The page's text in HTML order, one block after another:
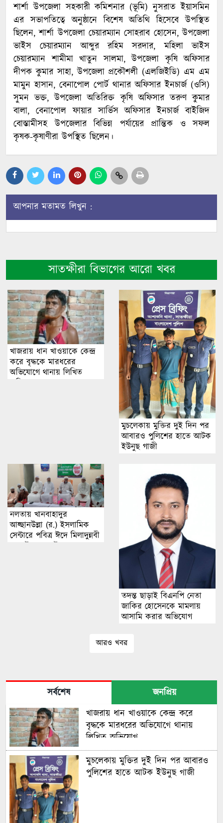
শার্শা উপজেলা সহকারী কমিশনার (ভূমি) নুসরাত ইয়াসমিন
এর সভাপতিত্বে অনুষ্ঠানে বিশেষ অতিথি হিসেবে উপস্থিত
ছিলেন, শার্শা উপজেলা চেয়ারম্যান সোহরাব হোসেন, উপজেলা
ভাইস চেয়ারম্যান আব্দুর রহিম সরদার, মহিলা ভাইস
চেয়ারম্যান শামীমা খাতুন সালমা, উপজেলা কৃষি অফিসার
দীপক কুমার সাহা, উপজেলা প্রকৌশলী (এলজিইডি) এম এম
মামুন হাসান, বেনাপোল পোর্ট থানার অফিসার ইনচার্জ (ওসি)
সুমন ভক্ত, উপজেলা অতিরিক্ত কৃষি অফিসার তরুণ কুমার
বালা, বেনাপোল ফায়ার সার্ভিস অফিসার ইনচার্জ বাইজিদ
বোস্তামীসহ উপজেলার বিভিন্ন পর্যায়ের প্রান্তিক ও সফল
কৃষক-কৃষাণীরা উপস্থিত ছিলেন।
আপনার মতামত লিখুন :
সাতক্ষীরা বিভাগের আরো খবর
খাজরায় ধান খাওয়াকে কেন্দ্র
করে বৃদ্ধকে মারধরের
অভিযোগে থানায় লিখিত
অভিযোগ
মুচলেকায় মুক্তির দুই দিন পর
আবারও পুলিশের হাতে আটক
ইউনুছ গাজী
নলতায় খানবাহাদুর
আহ্ছানউল্লা (র.) ইসলামিক
সেন্টারে পবিত্র ঈদে মিলাদুন্নবী
(স.) উপযাপন উপলক্ষে
তদন্ত ছাড়াই বিএনপি নেতা
জাকির হোসেনকে মামলায়
আসামি করার অভিযোগ
আরও খবর
সর্বশেষ
জনপ্রিয়
খাজরায় ধান খাওয়াকে কেন্দ্র করে
বৃদ্ধকে মারধরের অভিযোগে থানায়
লিখিত অভিযোগ
মুচলেকায় মুক্তির দুই দিন পর আবারও
পুলিশের হাতে আটক ইউনুছ গাজী